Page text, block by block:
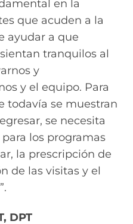
en la
que acuden a la
ayudar a que
tranquilos al
y
y el equipo. Para
todavía se muestran
se necesita
los programas
la prescripción de
de las visitas y el
DPT